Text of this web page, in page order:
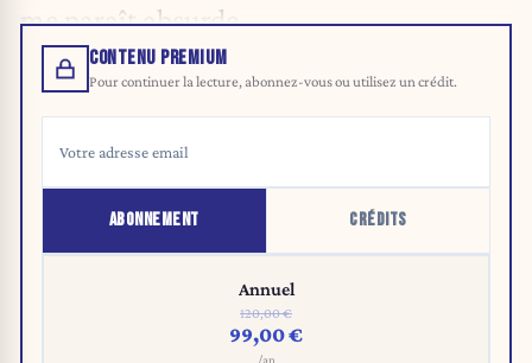
me paraît absurde.
CONTENU PREMIUM
Pour continuer la lecture, abonnez-vous ou utilisez un crédit.
ABONNEMENT CRÉDITS
Annuel
120,00 €
99,00 €
/an